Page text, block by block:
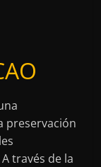
preservación
través de la